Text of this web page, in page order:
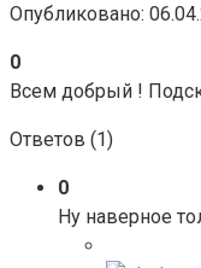
Опубликовано:
0
Всем добрый !
Ответов (1)
0
Ну наверное